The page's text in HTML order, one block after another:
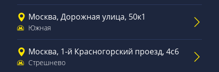
Москва, Дорожная улица, 50к1
Южная
Москва, 1-й Красногорский проезд, 4с6
Стрешнево